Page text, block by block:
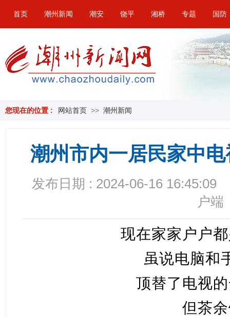
首页 潮州新闻 潮安 饶平 湘桥 专题 国防
您现在的位置 : 网站首页 >> 潮州新闻
潮州市内一居民家中
发布日期 : 2024-06-16 16:45:09
户端
现在家家户户
虽说电脑和
顶替了电视
但茶